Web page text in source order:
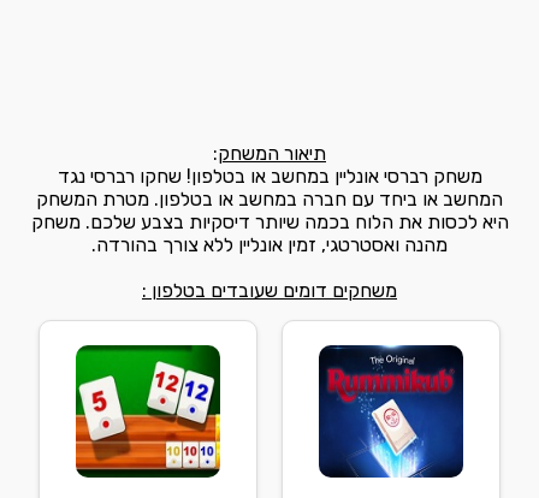
תיאור המשחק:
משחק רברסי אונליין במחשב או בטלפון! שחקו רברסי נגד
המחשב או ביחד עם חברה במחשב או בטלפון. מטרת המשחק
היא לכסות את הלוח בכמה שיותר דיסקיות בצבע שלכם. משחק
מהנה ואסטרטגי, זמין אונליין ללא צורך בהורדה.
משחקים דומים שעובדים בטלפון :